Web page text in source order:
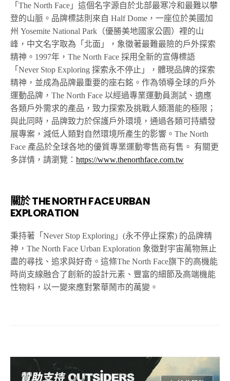
「The North Face」這個名字源自於北部最寒冷和最難以攀
登的山脈。品牌標誌則來自 Half Dome，一座位於美國加
州 Yosemite National Park（優勝美地國家公園）裡的山
峰，中文名字取為「北面」，象徵著最難最險的戶外探索
精神。1997年，The North Face 採用全新的宣傳標語
「Never Stop Exploring 探索永不停止」，體現品牌的探索
精神，並成為品牌最重要的座右銘。作為領導全球的戶外
運動品牌，The North Face 以經過專業運動員測試、適應
各類戶外需求的產品，致力探索及挑戰人類潛能的極限；
與此同時，品牌致力於保護戶外環境，通過各類可持續發
展專案，減低人類對自然環境所產生的影響。The North
Face 產品於全球各地的優質專業運動零售商有售。 有關更
多詳情，請瀏覽： https://www.thenorthface.com.tw
關於 THE NORTH FACE URBAN
EXPLORATION
秉持著「Never Stop Exploring」(永不停止探索) 的品牌精
神，The North Face Urban Exploration 象徵對宇宙萬物無止
盡的尋找、追求與好奇。這條The North Face旗下的高機能
時尚支線融合了創新的設計元素、豐富的細節及高端機能
性物料，以一變來應對繁華鬧市的萬變。